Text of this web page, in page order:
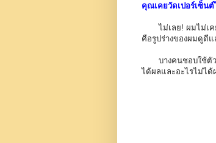
คุณเคยวัดเปอร์เซ็น
ไม่เลย! ผมไม่เ
คือรูปร่างของผมดูดีแ
บางคนชอบใช้ตั
ได้ผลและอะไรไม่ไ